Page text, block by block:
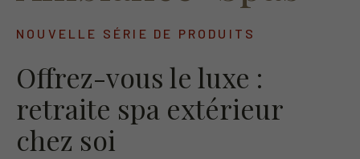
NOUVELLE SÉRIE DE PRODUITS
Offrez-vous le luxe :
retraite spa extérieur
chez soi